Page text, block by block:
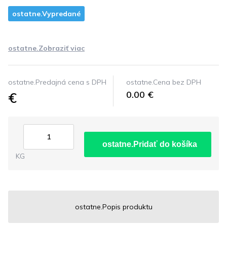
ostatne.Vypredané
ostatne.Zobraziť viac
ostatne.Predajná cena s DPH
€
ostatne.Cena bez DPH
0.00 €
KG
ostatne.Pridať do košíka
ostatne.Popis produktu